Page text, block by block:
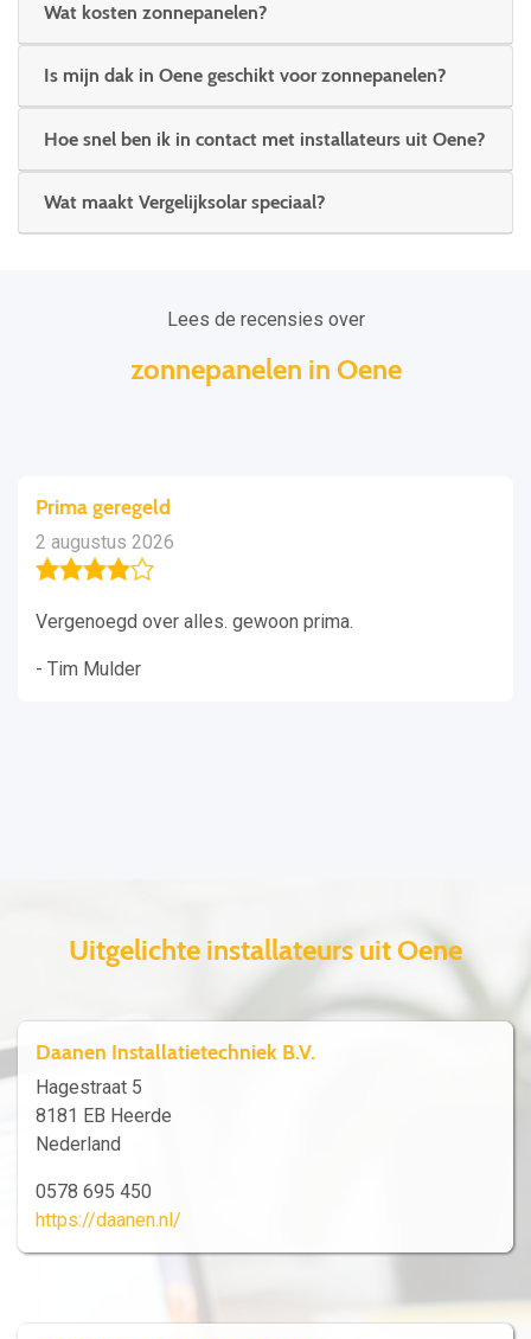
Wat kosten zonnepanelen?
Is mijn dak in Oene geschikt voor zonnepanelen?
Hoe snel ben ik in contact met installateurs uit Oene?
Wat maakt Vergelijksolar speciaal?
Lees de recensies over
zonnepanelen in Oene
Prima geregeld
2 augustus 2026
Vergenoegd over alles. gewoon prima.
- Tim Mulder
Uitgelichte installateurs uit Oene
Daanen Installatietechniek B.V.
Hagestraat 5
8181 EB Heerde
Nederland
0578 695 450
https://daanen.nl/